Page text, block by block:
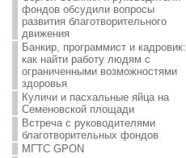
фондов обсудили вопросы
развития благотворительного
движения
Банкир, программист и кадровик:
как найти работу людям с
ограниченными возможностями
здоровья
Куличи и пасхальные яйца на
Семеновской площади
Встреча с руководителями
благотворительных фондов
МГТС GPON